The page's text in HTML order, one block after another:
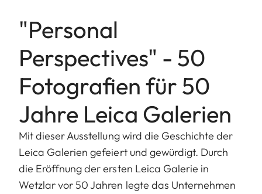
"Personal
Perspectives" - 50
Fotografien für 50
Jahre Leica Galerien
Mit dieser Ausstellung wird die Geschichte der
Leica Galerien gefeiert und gewürdigt. Durch
die Eröffnung der ersten Leica Galerie in
Wetzlar vor 50 Jahren legte das Unternehmen